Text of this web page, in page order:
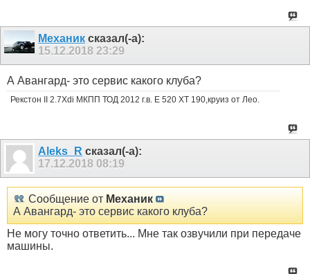
Механик сказал(-а):
15.12.2018 23:29
А Авангард- это сервис какого клуба?
Рекстон II 2.7Xdi МКПП ТОД 2012 г.в. Е 520 ХТ 190,круиз от Лео.
Aleks_R сказал(-а):
17.12.2018 08:19
Сообщение от Механик
А Авангард- это сервис какого клуба?
Не могу точно ответить... Мне так озвучили при передаче
машины.